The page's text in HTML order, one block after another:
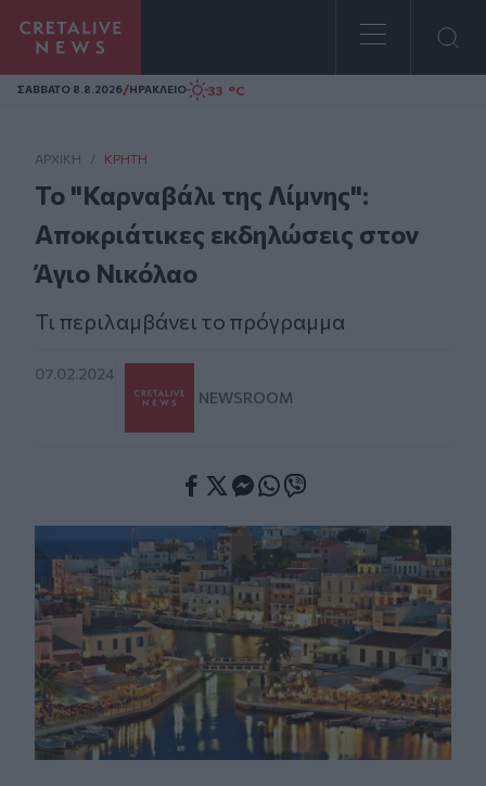
Homepage
ΣAΒΒΑΤΟ 8.8.2026/ΗΡΑΚΛΕΙΟ 33 °C
ΑΡΧΙΚΗ / ΚΡΉΤΗ
Το "Καρναβάλι της Λίμνης":
Αποκριάτικες εκδηλώσεις στον
Άγιο Νικόλαο
Τι περιλαμβάνει το πρόγραμμα
07.02.2024
NEWSROOM